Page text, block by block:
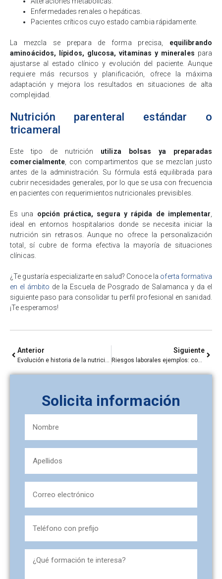
Enfermedades renales o hepáticas.
Pacientes críticos cuyo estado cambia rápidamente.
La mezcla se prepara de forma precisa, equilibrando
aminoácidos, lípidos, glucosa, vitaminas y minerales para
ajustarse al estado clínico y evolución del paciente. Aunque
requiere más recursos y planificación, ofrece la máxima
adaptación y mejora los resultados en situaciones de alta
complejidad.
Nutrición parenteral estándar o
tricameral
Este tipo de nutrición utiliza bolsas ya preparadas
comercialmente, con compartimentos que se mezclan justo
antes de la administración. Su fórmula está equilibrada para
cubrir necesidades generales, por lo que se usa con frecuencia
en pacientes con requerimientos nutricionales previsibles.
Es una opción práctica, segura y rápida de implementar,
ideal en entornos hospitalarios donde se necesita iniciar la
nutrición sin retrasos. Aunque no ofrece la personalización
total, sí cubre de forma efectiva la mayoría de situaciones
clínicas.
¿Te gustaría especializarte en salud? Conoce la oferta formativa
en el ámbito de la Escuela de Posgrado de Salamanca y da el
siguiente paso para consolidar tu perfil profesional en sanidad.
¡Te esperamos!
Anterior Siguiente
Riesgos laborales ejemplos: conoce los peligros y cómo prevenirlos en tu empresa
Solicita información
apellidos
(Obligatorio)
(Obligatorio)
(Obligatorio)